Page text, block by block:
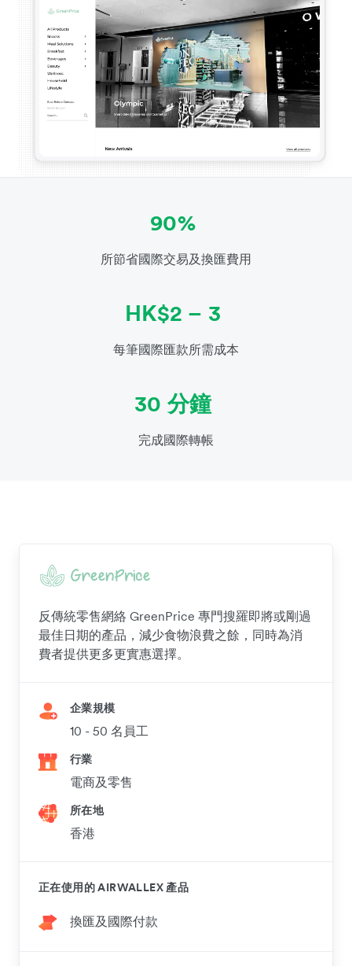
90%
所節省國際交易及換匯費用
HK$2 – 3
每筆國際匯款所需成本
30 分鐘
完成國際轉帳
反傳統零售網絡 GreenPrice 專門搜羅即將或剛過
最佳日期的產品，減少食物浪費之餘，同時為消
費者提供更多更實惠選擇。
企業規模
10 - 50 名員工
行業
電商及零售
所在地
香港
正在使用的 AIRWALLEX 產品
換匯及國際付款